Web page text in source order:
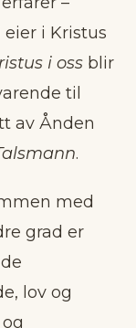
i Kristus
i oss blir
til
av Ånden
.
med
grad er
lov og